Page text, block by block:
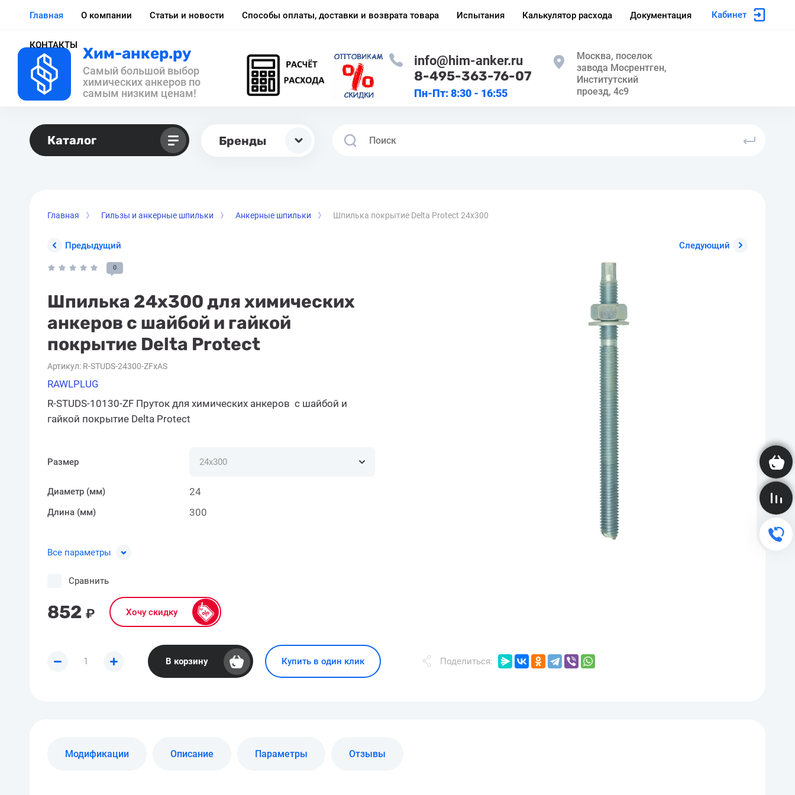
Корзина пуста
Сравнение пусто
Главная О компании Статьи и новости Способы оплаты, доставки и возврата товара Испытания Калькулятор расхода Документация
КОНТАКТЫ
Кабинет
Хим-анкер.ру
Самый большой выбор
химических анкеров по
самым низким ценам!
info@him-anker.ru
8-495-363-76-07
Пн-Пт: 8:30 - 16:55
Москва, поселок
завода Мосрентген,
Институтский
проезд, 4с9
Каталог Бренды
Главная Гильзы и анкерные шпильки Анкерные шпильки Шпилька покрытие Delta Protect 24x300
Предыдущий Следующий
0
Шпилька 24x300 для химических
анкеров с шайбой и гайкой
покрытие Delta Protect
Артикул: R-STUDS-24300-ZFxAS
RAWLPLUG
R-STUDS-10130-ZF Пруток для химических анкеров с шайбой и
гайкой покрытие Delta Protect
Размер
Диаметр (мм) 24
Длина (мм) 300
Все параметры
852 ₽ Хочу скидку
Сравнить
В корзину Купить в один клик Поделиться:
Модификации Описание Параметры Отзывы